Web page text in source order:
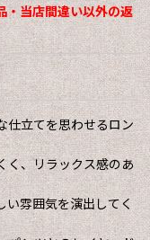
・当店間違い以外の返
仕立てを思わせるロン
く、リラックス感のあ
雰囲気を演出してく